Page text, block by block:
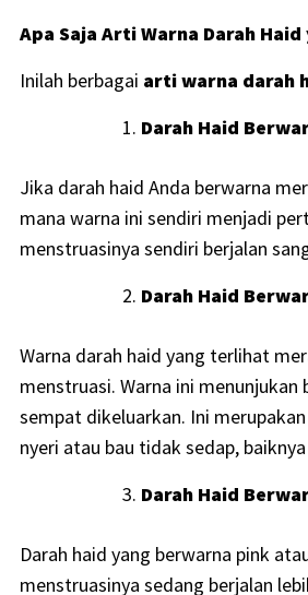
Apa Saja Arti Warna Darah
Inilah berbagai arti warna darah
Darah Haid
Jika darah haid Anda berwarna
mana warna ini sendiri menjadi
menstruasinya sendiri berjalan
Darah Haid
Warna darah haid yang terlihat
menstruasi. Warna ini
sempat dikeluarkan. Ini
nyeri atau bau tidak sedap,
Darah Haid
Darah haid yang berwarna pink
menstruasinya sedang berjalan